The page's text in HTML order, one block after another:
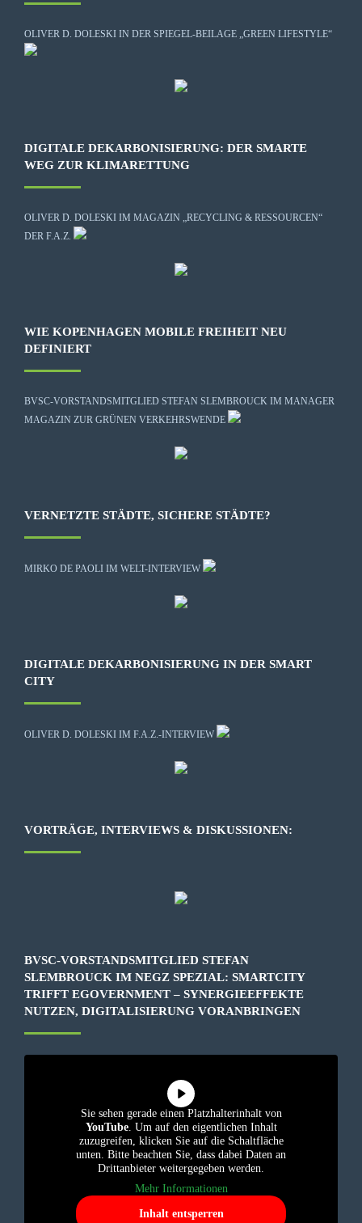
OLIVER D. DOLESKI IN DER SPIEGEL-BEILAGE „GREEN LIFESTYLE“
DIGITALE DEKARBONISIERUNG: DER SMARTE
WEG ZUR KLIMARETTUNG
OLIVER D. DOLESKI IM MAGAZIN „RECYCLING & RESSOURCEN“
DER F.A.Z.
WIE KOPENHAGEN MOBILE FREIHEIT NEU
DEFINIERT
BVSC-VORSTANDSMITGLIED STEFAN SLEMBROUCK IM MANAGER
MAGAZIN ZUR GRÜNEN VERKEHRSWENDE
VERNETZTE STÄDTE, SICHERE STÄDTE?
MIRKO DE PAOLI IM WELT-INTERVIEW
DIGITALE DEKARBONISIERUNG IN DER SMART
CITY
OLIVER D. DOLESKI IM F.A.Z.-INTERVIEW
VORTRÄGE, INTERVIEWS & DISKUSSIONEN:
BVSC-VORSTANDSMITGLIED STEFAN
SLEMBROUCK IM NEGZ SPEZIAL: SMARTCITY
TRIFFT EGOVERNMENT – SYNERGIEEFFEKTE
NUTZEN, DIGITALISIERUNG VORANBRINGEN
Sie sehen gerade einen Platzhalterinhalt von
YouTube. Um auf den eigentlichen Inhalt
zuzugreifen, klicken Sie auf die Schaltfläche
unten. Bitte beachten Sie, dass dabei Daten an
Drittanbieter weitergegeben werden.
Mehr Informationen
Inhalt entsperren